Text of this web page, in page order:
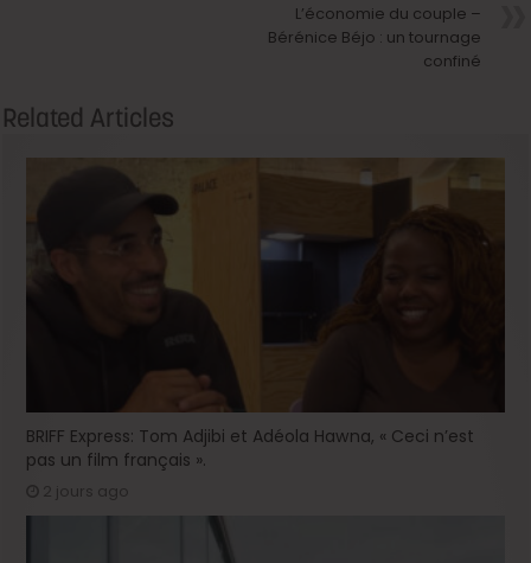
L’économie du couple –
Bérénice Béjo : un tournage
confiné
Related Articles
BRIFF Express: Tom Adjibi et Adéola Hawna, « Ceci n’est
pas un film français ».
2 jours ago